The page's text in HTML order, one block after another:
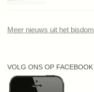
Meer nieuws uit het bisdom
VOLG ONS OP FACEBOOK